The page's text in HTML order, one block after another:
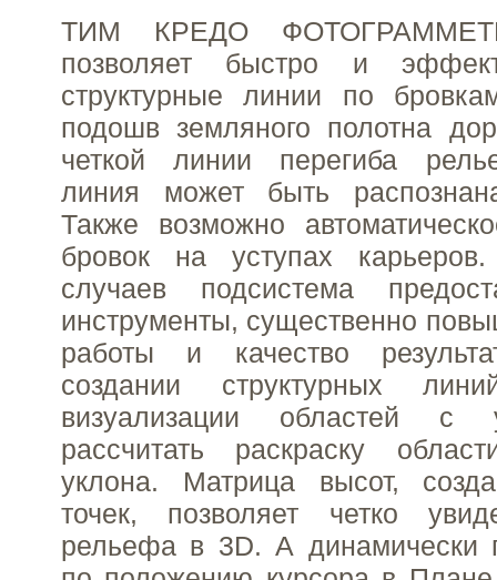
ТИМ КРЕДО
позволяет быстро и
структурные линии по
подошв земляного полотна
четкой линии перегиба
линия может быть
Также возможно
бровок на уступах
случаев подсистема
инструменты, существенно
работы и качество
создании структурных
визуализации областей с
рассчитать раскраску
уклона. Матрица высот,
точек, позволяет четко
рельефа в 3D. А динамически